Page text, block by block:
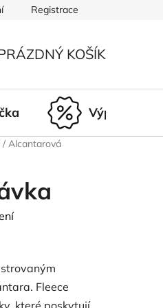
Nepřevzetí zásilky
Registrace
KOŠÍK
Výprodej
/ Alcantarová
Fleece
které poskytují